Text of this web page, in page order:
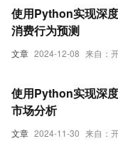
文章 2024-12-08 来自：
使用Python实现深
消费行为预测
文章 2024-11-30 来自：
使用Python实现深
市场分析